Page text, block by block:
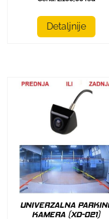
Detaljnije
UNIVERZALNA
KAMERA (XD-021)